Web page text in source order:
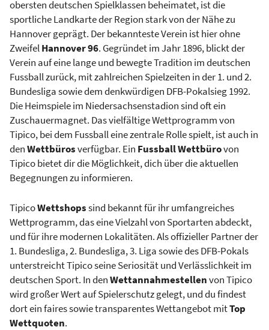
obersten deutschen Spielklassen beheimatet, ist die
sportliche Landkarte der Region stark von der Nähe zu
Hannover geprägt. Der bekannteste Verein ist hier ohne
ZweifelHannover 96. Gegründet im Jahr 1896, blickt der
Verein auf eine lange und bewegte Tradition im deutschen
Fussball zurück, mit zahlreichen Spielzeiten in der 1. und 2.
Bundesliga sowie dem denkwürdigen DFB-Pokalsieg 1992.
Die Heimspiele im Niedersachsenstadion sind oft ein
Zuschauermagnet. Das vielfältige Wettprogramm von
Tipico, bei dem Fussball eine zentrale Rolle spielt, ist auch in
denWettbürosverfügbar. Ein Fussball Wettbürovon
Tipico bietet dir die Möglichkeit, dich über die aktuellen
Begegnungen zu informieren.
TipicoWettshopssind bekannt für ihr umfangreiches
Wettprogramm, das eine Vielzahl von Sportarten abdeckt,
und für ihre modernen Lokalitäten. Als offizieller Partner der
1. Bundesliga, 2. Bundesliga, 3. Liga sowie des DFB-Pokals
unterstreicht Tipico seine Seriosität und Verlässlichkeit im
deutschen Sport. In denWettannahmestellenvon Tipico
wird großer Wert auf Spielerschutz gelegt, und du findest
dort ein faires sowie transparentes Wettangebot mitTop
Wettquoten.